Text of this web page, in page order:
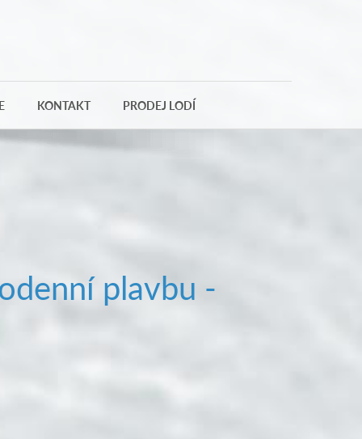
KONTAKT PRODEJ LODÍ
plavbu -